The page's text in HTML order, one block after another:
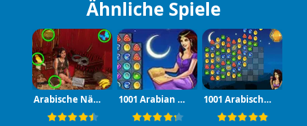
Ähnliche Spiele
Arabische Nächte 1001 Arabian Nights 1001 Arabische Nächte